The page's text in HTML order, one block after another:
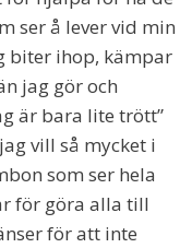
ser å lever vid min
biter ihop, kämpar
jag gör och
är bara lite trött”
vill så mycket i
som ser hela
för göra alla till
för att inte